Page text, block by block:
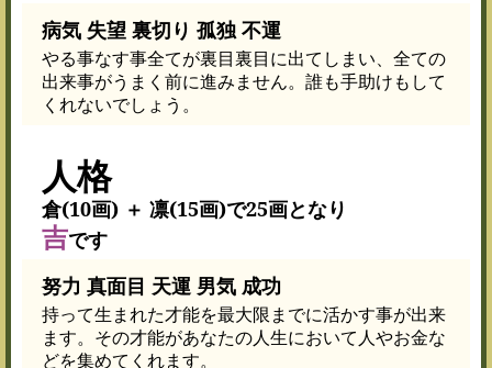
病気 失望 裏切り 孤独 不運
やる事なす事全てが裏目裏目に出てしまい、全ての
出来事がうまく前に進みません。誰も手助けもして
くれないでしょう。
人格
倉(10画) ＋ 凛(15画)で25画となり
吉です
努力 真面目 天運 男気 成功
持って生まれた才能を最大限までに活かす事が出来
ます。その才能があなたの人生において人やお金な
どを集めてくれます。